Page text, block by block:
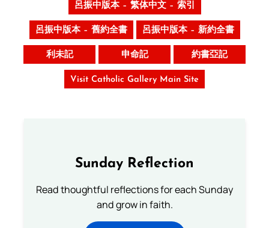
呂振中版本 – 繁体中文 – 索引
呂振中版本 – 舊約全書 呂振中版本 – 新約全書
利未記 申命記 約書亞記
Visit Catholic Gallery Main Site
Sunday Reflection
Read thoughtful reflections for each Sunday
and grow in faith.